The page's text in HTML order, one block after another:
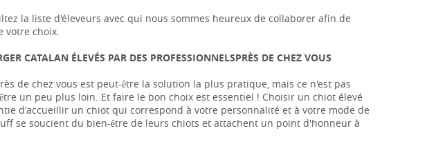
la liste d'éleveurs avec qui nous sommes heureux de collaborer afin de
votre choix.
CATALAN ÉLEVÉS PAR DES PROFESSIONNELSPRÈS DE CHEZ VOUS
de chez vous est peut-être la solution la plus pratique, mais ce n'est pas
un peu plus loin. Et faire le bon choix est essentiel ! Choisir un chiot élevé
d'accueillir un chiot qui correspond à votre personnalité et à votre mode de
se soucient du bien-être de leurs chiots et attachent un point d'honneur à